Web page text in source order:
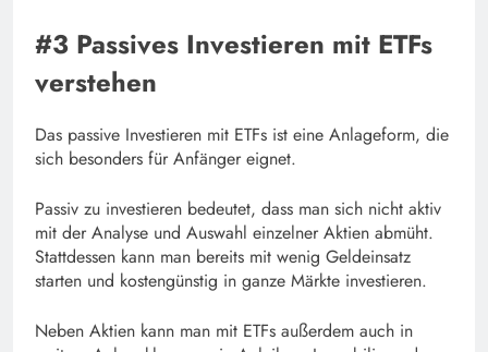
#3 Passives Investieren mit ETFs
verstehen
Das passive Investieren mit ETFs ist eine Anlageform, die
sich besonders für Anfänger eignet.
Passiv zu investieren bedeutet, dass man sich nicht aktiv
mit der Analyse und Auswahl einzelner Aktien abmüht.
Stattdessen kann man bereits mit wenig Geldeinsatz
starten und kostengünstig in ganze Märkte investieren.
Neben Aktien kann man mit ETFs außerdem auch in